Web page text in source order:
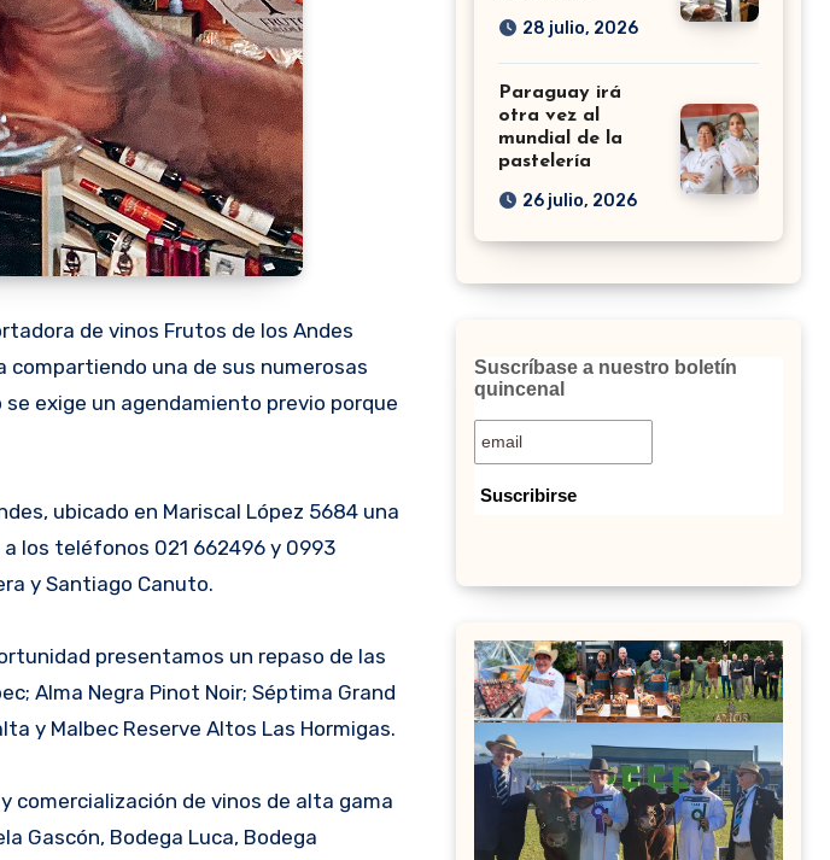
de vinos Frutos de los Andes
una de sus numerosas
exige un agendamiento previo porque
ubicado en Mariscal López 5684 una
los teléfonos 021 662496 y 0993
y Santiago Canuto.
presentamos un repaso de las
Alma Negra Pinot Noir; Séptima Grand
y Malbec Reserve Altos Las Hormigas.
comercialización de vinos de alta gama
Gascón, Bodega Luca, Bodega
28 julio, 2026
Paraguay irá
otra vez al
mundial de la
pastelería
26 julio, 2026
Suscríbase a nuestro boletín
quincenal